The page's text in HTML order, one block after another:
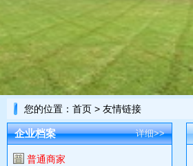
您的位置： 首页 > 友情链接
企业档案 详细>>
普通商家